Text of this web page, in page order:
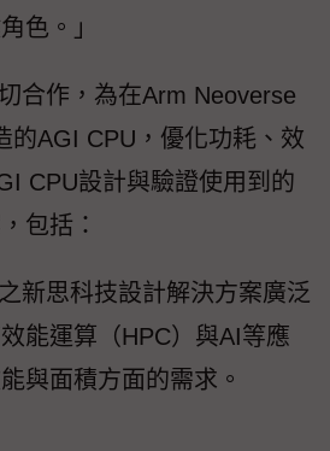
色。」
合作，為在Arm Neoverse
的AGI CPU，優化功耗、效
CPU設計與驗證使用到的
包括：
新思科技設計解決方案廣泛
能運算（HPC）與AI等應
與面積方面的需求。